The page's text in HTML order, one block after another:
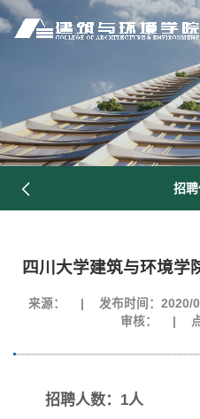
图片新闻
招
四川大学建筑与环境学
来源： 发布时间：2020/
审核：
招聘人数：1人